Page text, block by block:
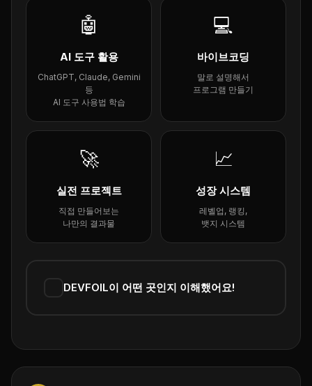
🤖
AI 도구 활용
ChatGPT, Claude, Gemini
등
AI 도구 사용법 학습
💻
바이브코딩
말로 설명해서
프로그램 만들기
🚀
실전 프로젝트
직접 만들어보는
나만의 결과물
📈
성장 시스템
레벨업, 랭킹,
뱃지 시스템
DEVFOIL이 어떤 곳인지 이해했어요!